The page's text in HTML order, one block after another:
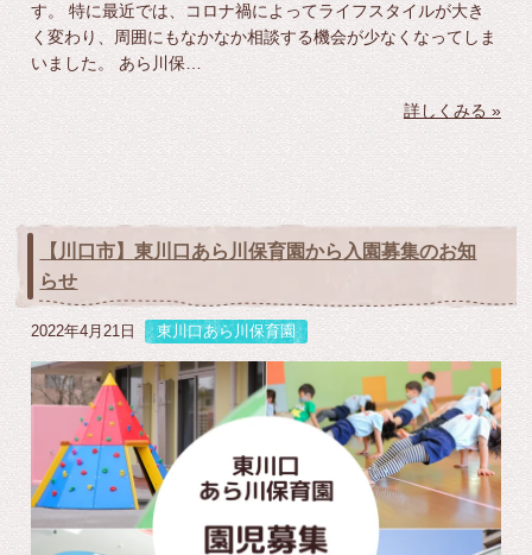
す。 特に最近では、コロナ禍によってライフスタイルが大き
く変わり、周囲にもなかなか相談する機会が少なくなってしま
いました。 あら川保…
詳しくみる »
【川口市】東川口あら川保育園から入園募集のお知
らせ
2022年4月21日 東川口あら川保育園